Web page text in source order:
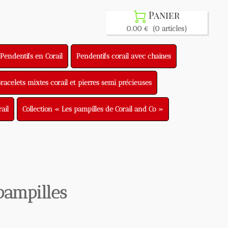
Panier
0.00 € (0 articles)
en Corail Pendentifs corail avec chaines
mixtes corail et pierres semi précieuses
Collection « Les pampilles de Corail and Co »